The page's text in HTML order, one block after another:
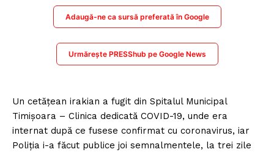
Adaugă-ne ca sursă preferată în Google
Urmărește PRESShub pe Google News
Un cetățean irakian a fugit din Spitalul Municipal
Timişoara – Clinica dedicată COVID-19, unde era
internat după ce fusese confirmat cu coronavirus, iar
Poliția i-a făcut publice joi semnalmentele, la trei zile